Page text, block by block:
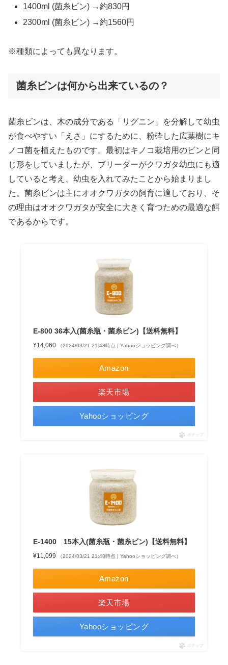
1400ml (菌糸ビン) →約830円
2300ml (菌糸ビン) →約1560円
※種類によっても異なります。
菌糸ビンは何から出来ているの？
菌糸ビンは、木の成分である「リグニン」を分解して幼虫
が食べやすい「えさ」にするために、粉砕した広葉樹にキ
ノコ菌を植えたものです。最初はキノコ栽培用のビンと同
じ形をしていましたが、ブリーダーがクワガタ幼虫にも適
していると考え、幼虫を入れてみたことから始まりまし
た。菌糸ビンは主にオオクワガタの飼育に適しており、そ
の理由はオオクワガタが安全に大きく育つための最適な餌
であるからです。
E-800 36本入(菌糸瓶・菌糸ビン)【送料無料】
¥14,060 （2024/03/21 21:48時点 | Yahooショッピング調べ）
Amazon
楽天市場
Yahooショッピング
ポチップ
E-1400 15本入(菌糸瓶・菌糸ビン)【送料無料】
¥11,099 （2024/03/21 21:48時点 | Yahooショッピング調べ）
Amazon
楽天市場
Yahooショッピング
ポチップ